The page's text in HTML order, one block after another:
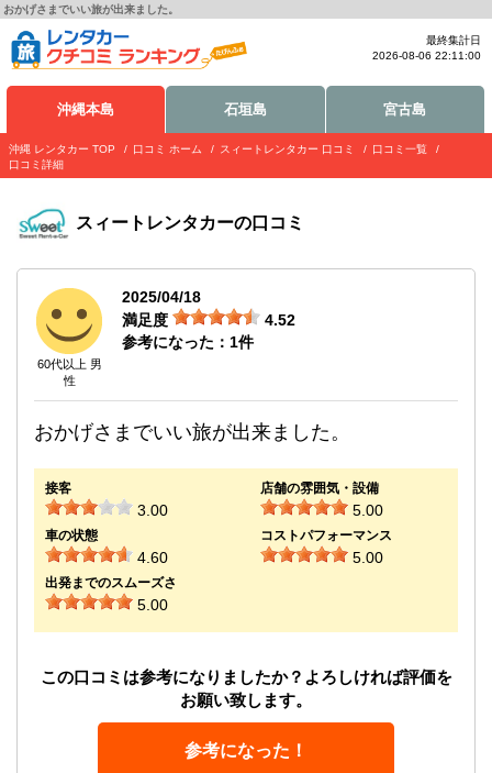
おかげさまでいい旅が出来ました。
最終集計日
2026-08-06 22:11:00
沖縄本島 石垣島 宮古島
沖縄 レンタカー TOP 口コミ ホーム スィートレンタカー 口コミ
口コミ一覧
口コミ詳細
スィートレンタカーの口コミ
60代以上 男
性
2025/04/18
満足度
4.52
参考になった： 1件
おかげさまでいい旅が出来ました。
接客
3.00
店舗の雰囲気・設備
5.00
車の状態
4.60
コストパフォーマンス
5.00
出発までのスムーズさ
5.00
この口コミは参考になりましたか？よろしければ評価を
お願い致します。
参考になった！